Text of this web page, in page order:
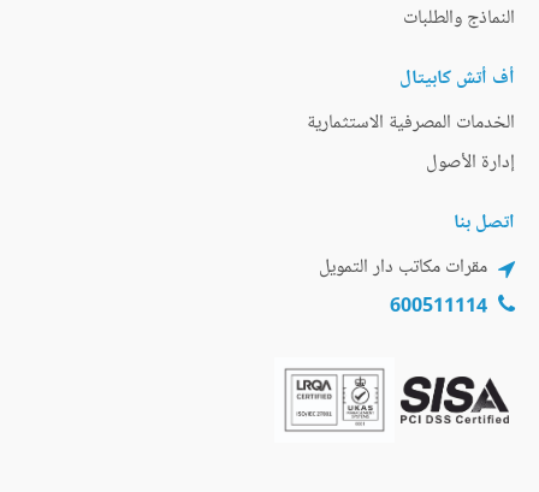
النماذج والطلبات
أف أتش كابيتال
الخدمات المصرفية الاستثمارية
إدارة الأصول
اتصل بنا
مقرات مكاتب دار التمويل
600511114